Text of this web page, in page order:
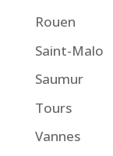
Rouen
Saint-Malo
Saumur
Tours
Vannes